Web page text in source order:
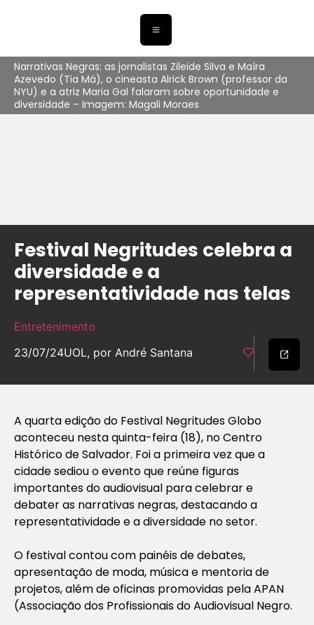
Narrativas Negras: as jornalistas Zileide Silva e Maíra
Azevedo (Tia Má), o cineasta Alrick Brown (professor da
NYU) e a atriz Maria Gal falaram sobre oportunidade e
diversidade – Imagem: Magali Moraes
Festival Negritudes celebra a
diversidade e a
representatividade nas telas
Entretenimento
23/07/24UOL, por André Santana
A quarta edição do Festival Negritudes Globo
aconteceu nesta quinta-feira (18), no Centro
Histórico de Salvador. Foi a primeira vez que a
cidade sediou o evento que reúne figuras
importantes do audiovisual para celebrar e
debater as narrativas negras, destacando a
representatividade e a diversidade no setor.
O festival contou com painéis de debates,
apresentação de moda, música e mentoria de
projetos, além de oficinas promovidas pela APAN
(Associação dos Profissionais do Audiovisual Negro.